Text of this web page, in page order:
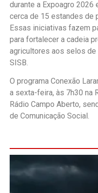
durante a Expoagro 2026
cerca de 15 estandes de
Essas iniciativas fazem
para fortalecer a cadeia
agricultores aos selos de
SISB.
O programa Conexão
a sexta-feira, às 7h30 na
Rádio Campo Aberto,
de Comunicação Social.